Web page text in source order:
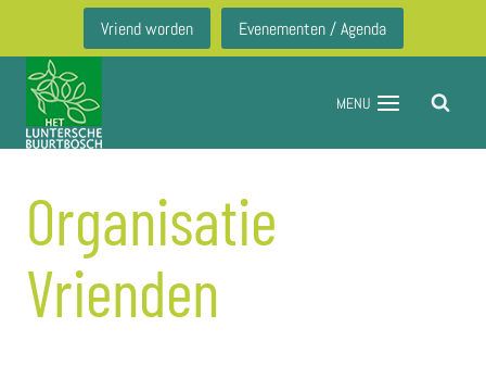
inhoud
Vriend worden Evenementen / Agenda
MENU
Organisatie
Vrienden